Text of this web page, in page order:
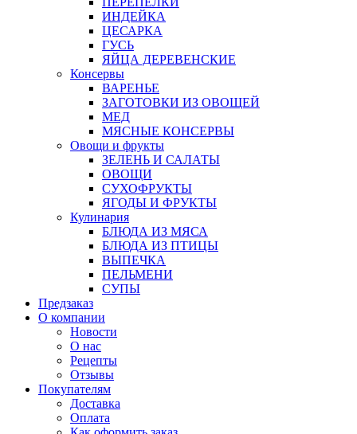
ИНДЕЙКА
ЦЕСАРКА
ГУСЬ
ЯЙЦА ДЕРЕВЕНСКИЕ
Консервы
ВАРЕНЬЕ
ЗАГОТОВКИ ИЗ ОВОЩЕЙ
МЕД
МЯСНЫЕ КОНСЕРВЫ
Овощи и фрукты
ЗЕЛЕНЬ И САЛАТЫ
ОВОЩИ
СУХОФРУКТЫ
ЯГОДЫ И ФРУКТЫ
Кулинария
БЛЮДА ИЗ МЯСА
БЛЮДА ИЗ ПТИЦЫ
ВЫПЕЧКА
ПЕЛЬМЕНИ
СУПЫ
Предзаказ
О компании
Новости
О нас
Рецепты
Отзывы
Покупателям
Доставка
Оплата